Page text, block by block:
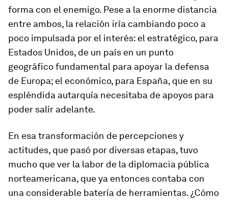
forma con el enemigo. Pese a la enorme distancia
entre ambos, la relación iría cambiando poco a
poco impulsada por el interés: el estratégico, para
Estados Unidos, de un país en un punto
geográfico fundamental para apoyar la defensa
de Europa; el económico, para España, que en su
espléndida autarquía necesitaba de apoyos para
poder salir adelante.
En esa transformación de percepciones y
actitudes, que pasó por diversas etapas, tuvo
mucho que ver la labor de la diplomacia pública
norteamericana, que ya entonces contaba con
una considerable batería de herramientas. ¿Cómo